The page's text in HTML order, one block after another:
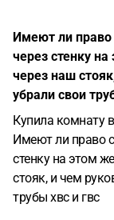
Имеют ли право
через стенку
через наш
убрали свои
Купила комнату
Имеют ли право
стенку на этом
стояк, и чем
трубы хвс и гвс